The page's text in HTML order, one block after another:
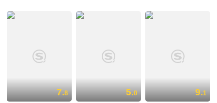
7.8 5.0 9.1